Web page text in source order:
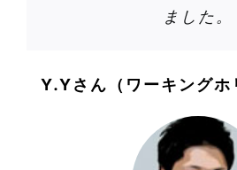
ました。
Y.Yさん（ワーキングホ